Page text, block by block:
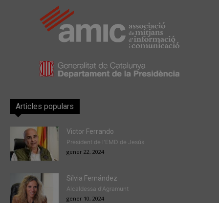
Articles populars
Victor Ferrando
President de l'EMD de Jesús
gener 22, 2024
Sílvia Fernández
Alcaldessa d'Agramunt
gener 10, 2024